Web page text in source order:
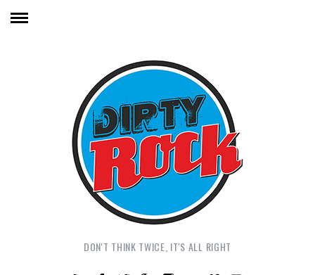
DON'T THINK TWICE, IT'S ALL RIGHT